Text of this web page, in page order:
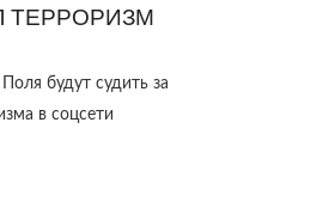
ТЕРРОРИЗМ
будут судить за
в соцсети